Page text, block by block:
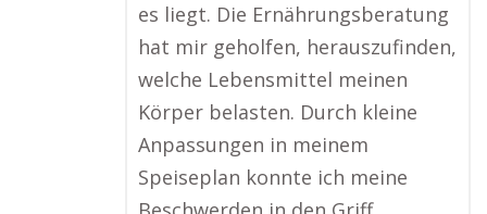
es liegt. Die Ernährungsberatung
hat mir geholfen, herauszufinden,
welche Lebensmittel meinen
Körper belasten. Durch kleine
Anpassungen in meinem
Speiseplan konnte ich meine